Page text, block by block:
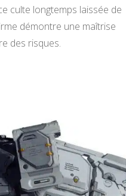
culte longtemps laissée de
démontre une maîtrise
des risques.